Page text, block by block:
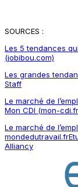
SOURCES :
Les 5 tendances
(jobibou.com)
Les grandes
Staff
Le marché de
Mon CDI (mon-
Le marché de
mondedutravail.fr
Alliancy